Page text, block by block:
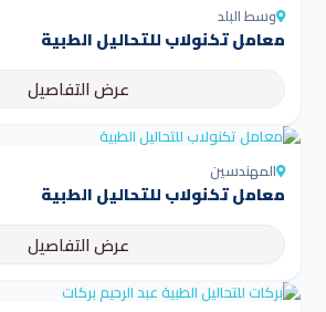
وسط البلد
معامل تكنولاب للتحاليل الطبية
عرض التفاصيل
المهندسين
معامل تكنولاب للتحاليل الطبية
عرض التفاصيل